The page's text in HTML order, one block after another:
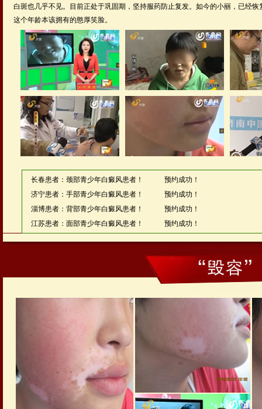
白斑也几乎不见。目前正处于巩固期，坚持服药防止复发。如今的小丽，已经
这个年龄本该拥有的憨厚笑脸。
长春患者：颈部青少年白癜风患者！ 预约成功！
济宁患者：手部青少年白癜风患者！ 预约成功！
淄博患者：背部青少年白癜风患者！ 预约成功！
江苏患者：面部青少年白癜风患者！ 预约成功！